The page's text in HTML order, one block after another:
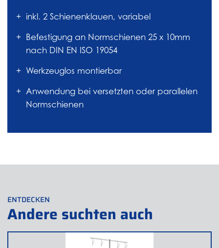
inkl. 2 Schienenklauen, variabel
Befestigung an Normschienen 25 x 10mm
nach DIN EN ISO 19054
Werkzeuglos montierbar
Anwendung bei versetzten oder parallelen
Normschienen
ENTDECKEN
Andere suchten auch